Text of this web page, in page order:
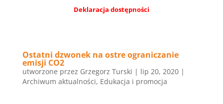
Deklaracja dostępności
Ostatni dzwonek na ostre ograniczanie
emisji CO2
utworzone przez Grzegorz Turski | lip 20, 2020|
Archiwum aktualności, Edukacja i promocja